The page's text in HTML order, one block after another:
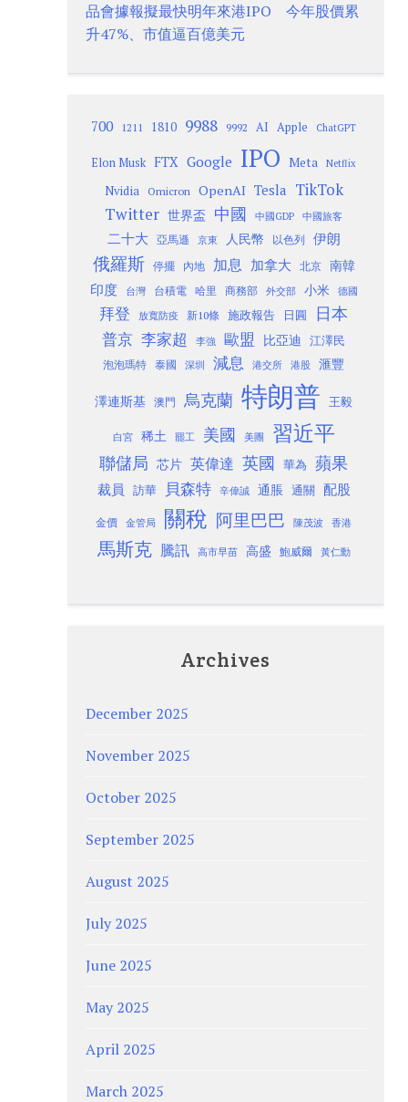
品會據報擬最快明年來港IPO 今年股價累
升47%、市值逼百億美元
700 1211 1810 9988 9992 AI Apple ChatGPT
Elon Musk FTX Google IPO Meta Netflix
Nvidia Omicron OpenAI Tesla TikTok
Twitter 世界盃 中國 中國GDP 中國旅客
二十大 亞馬遜 京東 人民幣 以色列 伊朗
俄羅斯 停擺 內地 加息 加拿大 北京
南韓
印度
台灣 台積電 哈里 商務部 外交部 小米 德國
拜登 放寬防疫 新10條 施政報告 日圓 日本
普京 李家超 李強 歐盟 比亞迪 江澤民
泡泡瑪特 泰國 深圳 減息 港交所 港股 滙豐
澤連斯基 澳門 烏克蘭 特朗普 王毅
白宮 稀土 罷工 美國 美團 習近平
聯儲局 芯片 英偉達 英國 華為 蘋果
裁員 訪華 貝森特 辛偉誠 通脹 通關 配股
金價 金管局 關稅 阿里巴巴 陳茂波 香港
馬斯克 騰訊 高市早苗 高盛 鮑威爾 黃仁勳
Archives
December 2025
November 2025
October 2025
September 2025
August 2025
July 2025
June 2025
May 2025
April 2025
March 2025